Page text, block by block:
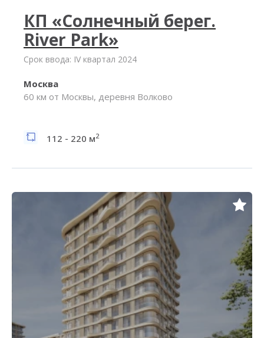
КП «Солнечный берег.
River Park»
Срок ввода: IV квартал 2024
Москва
60 км от Москвы, деревня Волково
112 - 220 м2